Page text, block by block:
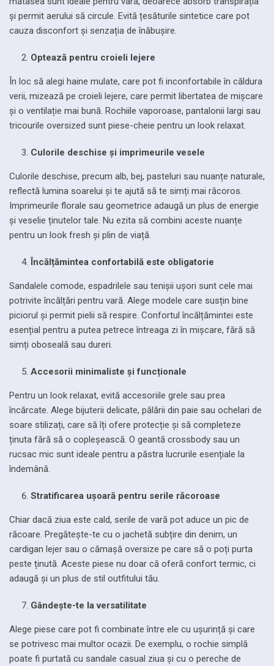
și permit aerului să circule. Evită țesăturile sintetice care pot
cauza disconfort și senzația de înăbușire.
Optează pentru croieli lejere
În loc să alegi haine mulate, care pot fi inconfortabile în căldura
verii, mizează pe croieli lejere, care permit libertatea de mișcare
și o ventilație mai bună. Rochiile vaporoase, pantalonii largi sau
tricourile oversized sunt piese-cheie pentru un look relaxat.
Culorile deschise și imprimeurile vesele
Culorile deschise, precum alb, bej, pasteluri sau nuanțe naturale,
reflectă lumina soarelui și te ajută să te simți mai răcoros.
Imprimeurile florale sau geometrice adaugă un plus de energie
și veselie ținutelor tale. Nu ezita să combini aceste nuanțe
pentru un look fresh și plin de viață.
Încălțămintea confortabilă este obligatorie
Sandalele comode, espadrilele sau tenișii ușori sunt cele mai
potrivite încălțări pentru vară. Alege modele care susțin bine
piciorul și permit pielii să respire. Confortul încălțămintei este
esențial pentru a putea petrece întreaga zi în mișcare, fără să
simți oboseală sau dureri.
Accesorii minimaliste și funcționale
Pentru un look relaxat, evită accesoriile grele sau prea
încărcate. Alege bijuterii delicate, pălării din paie sau ochelari de
soare stilizați, care să îți ofere protecție și să completeze
ținuta fără să o copleșească. O geantă crossbody sau un
rucsac mic sunt ideale pentru a păstra lucrurile esențiale la
îndemână.
Stratificarea ușoară pentru serile răcoroase
Chiar dacă ziua este cald, serile de vară pot aduce un pic de
răcoare. Pregătește-te cu o jachetă subțire din denim, un
cardigan lejer sau o cămașă oversize pe care să o poți purta
peste ținută. Aceste piese nu doar că oferă confort termic, ci
adaugă și un plus de stil outfitului tău.
Gândește-te la versatilitate
Alege piese care pot fi combinate între ele cu ușurință și care
se potrivesc mai multor ocazii. De exemplu, o rochie simplă
poate fi purtată cu sandale casual ziua și cu o pereche de